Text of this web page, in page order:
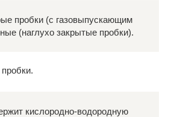
пробки (с газовыпускающим
(наглухо закрытые пробки).
кислородно-водородную